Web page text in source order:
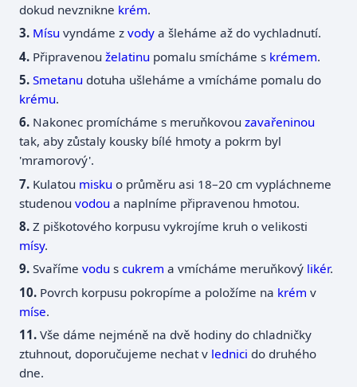
dokud nevznikne krém.
Mísu vyndáme zvody a šleháme až do vychladnutí.
Připravenouželatinu pomalu smícháme s krémem.
Smetanu dotuha ušleháme a vmícháme pomalu do
krému.
Nakonec promícháme s meruňkovouzavařeninou
tak, aby zůstaly kousky bílé hmoty a pokrm byl
'mramorový'.
Kulatou misku o průměru asi 18–20 cm vypláchneme
studenouvodou a naplníme připravenou hmotou.
Z piškotového korpusu vykrojíme kruh o velikosti
mísy.
Svařímevodu scukrem a vmícháme meruňkový likér.
Povrch korpusu pokropíme a položíme na krém v
míse.
Vše dáme nejméně na dvě hodiny do chladničky
ztuhnout, doporučujeme nechat v lednici do druhého
dne.